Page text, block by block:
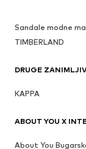
Sandale modne
TIMBERLAND
DRUGE
KAPPA
ABOUT YOU X
About You